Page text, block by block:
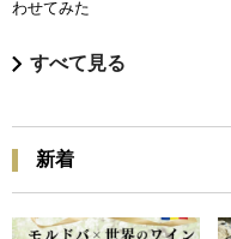
わせてみた
すべて見る
新着